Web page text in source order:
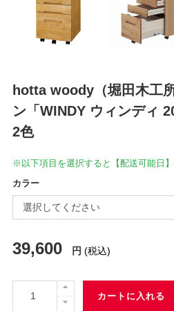
hotta woody（堀田木工
ン「WINDY ウィンディ
2色
※以下項目を選択すると【配送可能日
カラー
39,600 円 (税込)
カートに入れる